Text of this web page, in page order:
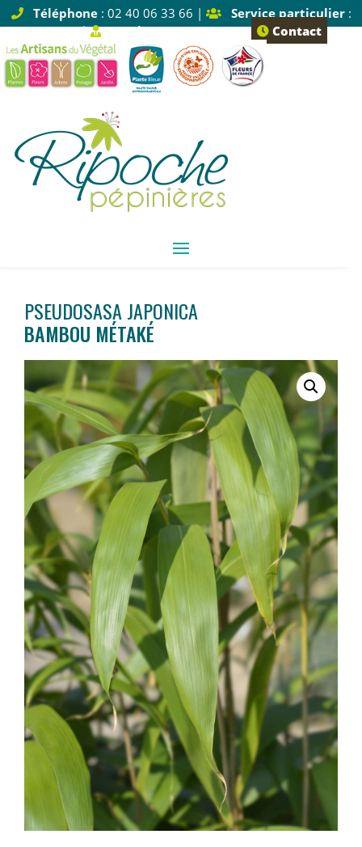
Téléphone: 02 40 06 33 66 | Service particulier:
Tapez 1 |
Service pro: Tapez 2 Contact
PSEUDOSASA JAPONICA
BAMBOU MÉTAKÉ